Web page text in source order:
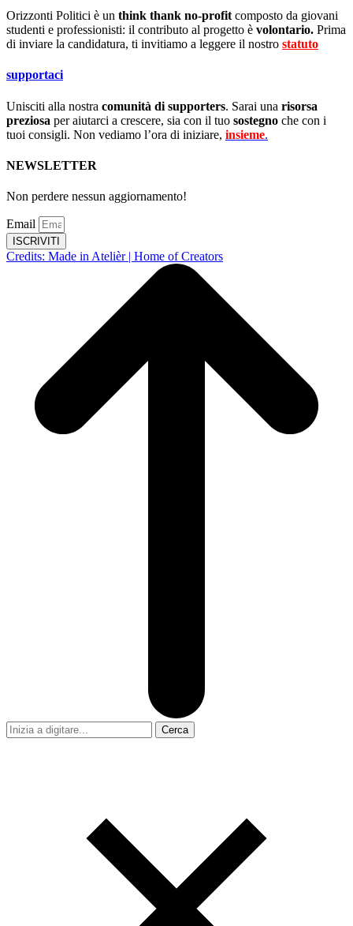
Orizzonti Politici è un think thank no-profit composto da giovani
studenti e professionisti: il contributo al progetto è volontario. Prima
di inviare la candidatura, ti invitiamo a leggere il nostro statuto
supportaci
Unisciti alla nostra comunità di supporters. Sarai una risorsa
preziosa per aiutarci a crescere, sia con il tuo sostegno che con i
tuoi consigli. Non vediamo l’ora di iniziare, insieme.
NEWSLETTER
Non perdere nessun aggiornamento!
Email
ISCRIVITI
Credits: Made in Atelièr | Home of Creators
Cerca